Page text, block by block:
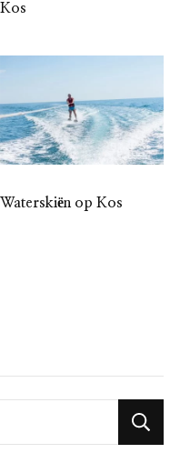
Kos
Waterskiën op Kos